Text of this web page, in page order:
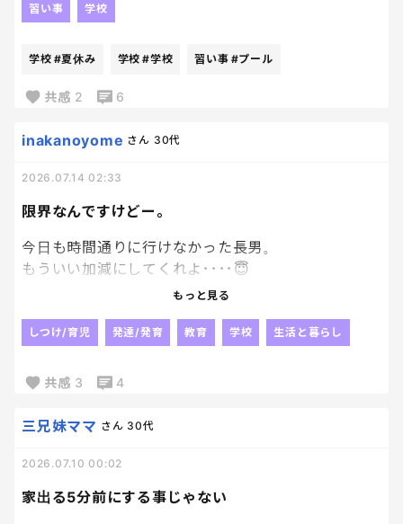
るまでは続けようと思った。
習い事 学校
学校 #夏休み 学校 #学校 習い事 #プール
共感 2 6
限界なんですけどー。
inakanoyome さん 30代
2026.07.14 02:33
今日も時間通りに行けなかった長男。
もういい加減にしてくれよ････😇
時間には間に合ってるのに、
集団登校が嫌なら嫌で良いって
行くって言ってたのは君よね？？？
こっちの身にもなれや。
何十回と信じて頑張ろう！ってしてきたのに
取りあえず集団登校からは
もっと見る
しつけ/育児 発達/発育 教育 学校 生活と暮らし
共感 3 4
家出る5分前にする事じゃない
三兄妹ママ さん 30代
2026.07.10 00:02